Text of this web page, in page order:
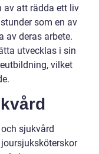
av att rädda ett liv
som en av
av deras arbete.
utvecklas i sin
vilket
sjukvård